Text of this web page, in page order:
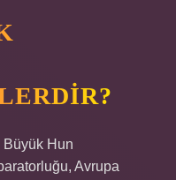
Büyük Hun
Avrupa